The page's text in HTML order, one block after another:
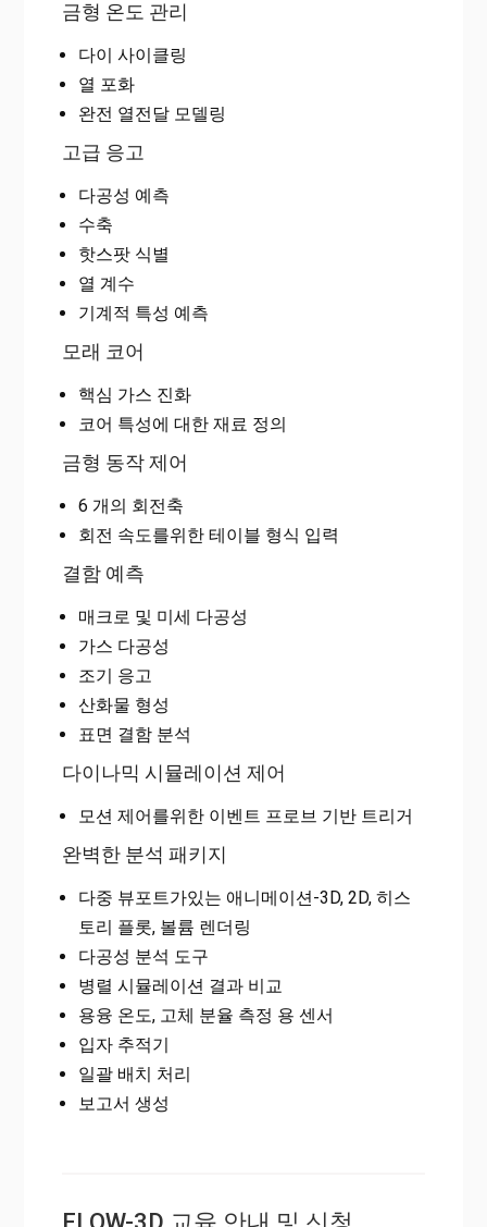
금형 온도 관리
다이 사이클링
열 포화
완전 열전달 모델링
고급 응고
다공성 예측
수축
핫스팟 식별
열 계수
기계적 특성 예측
모래 코어
핵심 가스 진화
코어 특성에 대한 재료 정의
금형 동작 제어
6 개의 회전축
회전 속도를위한 테이블 형식 입력
결함 예측
매크로 및 미세 다공성
가스 다공성
조기 응고
산화물 형성
표면 결함 분석
다이나믹 시뮬레이션 제어
모션 제어를위한 이벤트 프로브 기반 트리거
완벽한 분석 패키지
다중 뷰포트가있는 애니메이션-3D, 2D, 히스
토리 플롯, 볼륨 렌더링
다공성 분석 도구
병렬 시뮬레이션 결과 비교
용융 온도, 고체 분율 측정 용 센서
입자 추적기
일괄 배치 처리
보고서 생성